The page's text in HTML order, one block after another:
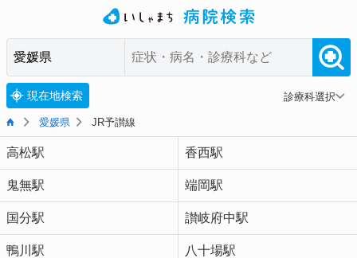
現在地検索 診療科選択
愛媛県 JR予讃線
高松駅 香西駅
鬼無駅 端岡駅
国分駅 讃岐府中駅
鴨川駅 八十場駅